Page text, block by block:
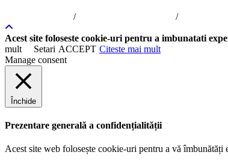
/ /
Acest site foloseste cookie-uri pentru a imbunatati
mult
Setari ACCEPT Citeste mai mult
Manage consent
Închide
Prezentare generală a confidențialității
Acest site web folosește cookie-uri pentru a vă